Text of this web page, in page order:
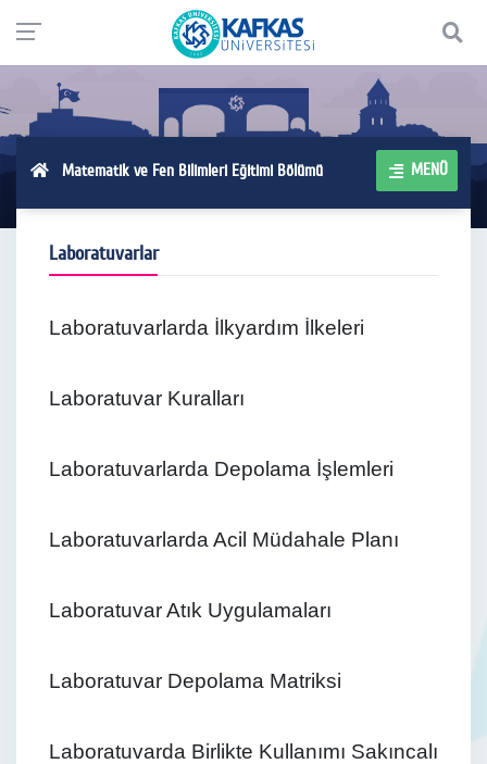
Matematik ve Fen Bilimleri Eğitimi Bölümü MENÜ
Laboratuvarlar
Laboratuvarlarda İlkyardım İlkeleri
Laboratuvar Kuralları
Laboratuvarlarda Depolama İşlemleri
Laboratuvarlarda Acil Müdahale Planı
Laboratuvar Atık Uygulamaları
Laboratuvar Depolama Matriksi
Laboratuvarda Birlikte Kullanımı Sakıncalı